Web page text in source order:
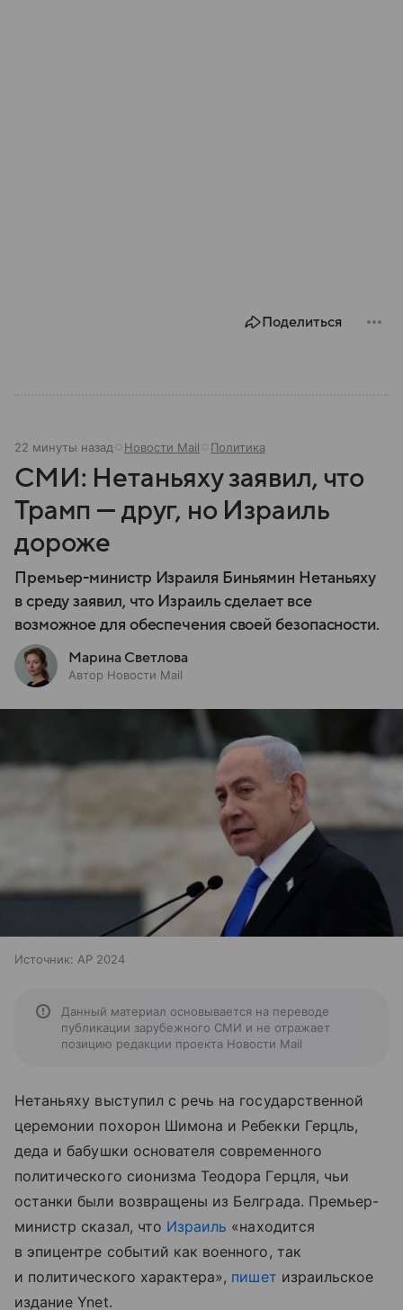
Поделиться
22 минуты назад Новости Mail Политика
СМИ: Нетаньяху заявил, что
Трамп — друг, но Израиль
дороже
Премьер-министр Израиля Биньямин Нетаньяху
в среду заявил, что Израиль сделает все
возможное для обеспечения своей безопасности.
Марина Светлова
Автор Новости Mail
Источник: AP 2024
Данный материал основывается на переводе
публикации зарубежного СМИ и не отражает
позицию редакции проекта Новости Mail
Нетаньяху выступил с речь на государственной
церемонии похорон Шимона и Ребекки Герцль,
деда и бабушки основателя современного
политического сионизма Теодора Герцля, чьи
останки были возвращены из Белграда. Премьер-
министр сказал, что Израиль «находится
в эпицентре событий как военного, так
и политического характера», пишет израильское
издание Ynet.